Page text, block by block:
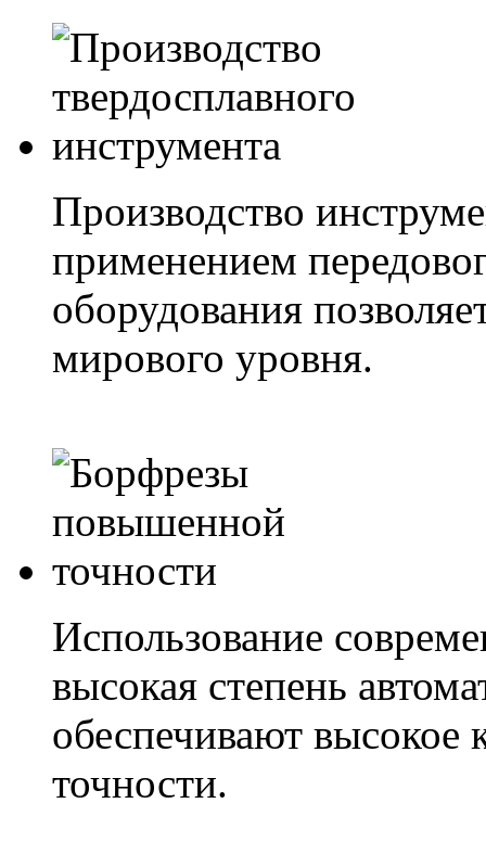
Производство
применением
оборудования
мирового уровня.
Использование
высокая степень
обеспечивают высокое
точности.